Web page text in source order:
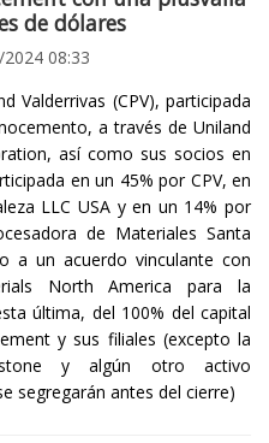
de dólares
08:33
Valderrivas (CPV), participada
a través de Uniland
así como sus socios en
en un 45% por CPV, en
LLC USA y en un 14% por
de Materiales Santa
a un acuerdo vinculante con
North America para la
última, del 100% del capital
y sus filiales (excepto la
y algún otro activo
segregarán antes del cierre)